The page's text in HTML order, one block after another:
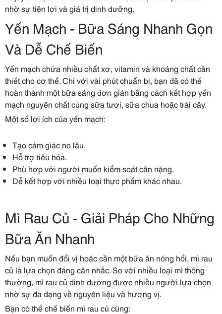
nhờ sự tiện lợi và giá trị dinh dưỡng.
Yến Mạch - Bữa Sáng Nhanh Gọn
Và Dễ Chế Biến
Yến mạch chứa nhiều chất xơ, vitamin và khoáng chất cần
thiết cho cơ thể. Chỉ với vài phút chuẩn bị, bạn đã có thể
hoàn thành một bữa sáng đơn giản bằng cách kết hợp yến
mạch nguyên chất cùng sữa tươi, sữa chua hoặc trái cây.
Một số lợi ích của yến mạch:
Tạo cảm giác no lâu.
Hỗ trợ tiêu hóa.
Phù hợp với người muốn kiểm soát cân nặng.
Dễ kết hợp với nhiều loại thực phẩm khác nhau.
Mì Rau Củ - Giải Pháp Cho Những
Bữa Ăn Nhanh
Nếu bạn muốn đổi vị hoặc cần một bữa ăn nóng hổi, mì rau
củ là lựa chọn đáng cân nhắc. So với nhiều loại mì thông
thường, mì rau củ dinh dưỡng được nhiều người lựa chọn
nhờ sự đa dạng về nguyên liệu và hương vị.
Bạn có thể chế biến mì rau củ cùng: